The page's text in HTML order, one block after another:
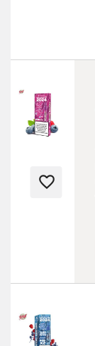
favorite_border